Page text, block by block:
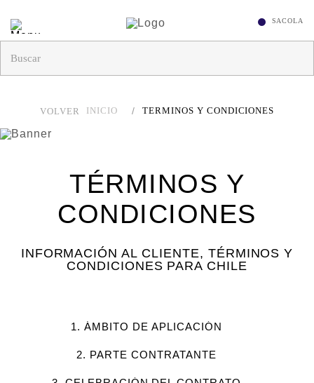
VOLVER INICIO TERMINOS Y CONDICIONES
TÉRMINOS Y
CONDICIONES
INFORMACIÓN AL CLIENTE, TÉRMINOS Y
CONDICIONES PARA CHILE
1. ÁMBITO DE APLICACIÓN
2. PARTE CONTRATANTE